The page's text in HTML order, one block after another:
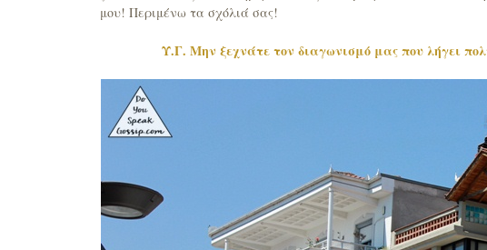
μου! Περιμένω τα σχόλιά σας!
Υ.Γ. Μην ξεχνάτε τον διαγωνισμό μας που λήγει